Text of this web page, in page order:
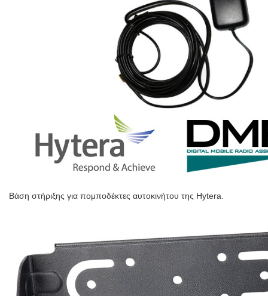
Βάση στήριξης για πομποδέκτες αυτοκινήτου της Hytera.